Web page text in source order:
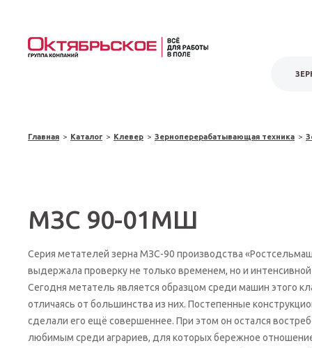
Главная > Каталог > Клевер > Зерноперерабатывающая техника >
МЗС 90-01МШ
Серия метателей зерна МЗС-90 производства
выдержала проверку не только временем, но и интенсивной
Сегодня метатель является образцом среди машин этого
отличаясь от большинства из них. Постепенные
сделали его ещё совершеннее. При этом он остался
любимым среди аграриев, для которых бережное